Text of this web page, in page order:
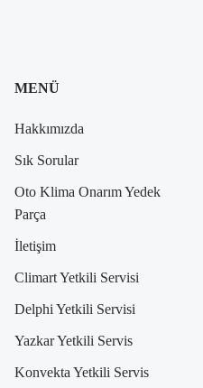
MENÜ
Hakkımızda
Sık Sorular
Oto Klima Onarım Yedek
Parça
İletişim
Climart Yetkili Servisi
Delphi Yetkili Servisi
Yazkar Yetkili Servis
Konvekta Yetkili Servis